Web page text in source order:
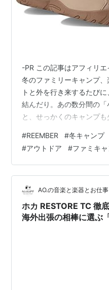
-PR この記事はアフィリ
冬のファミリーキャンプ
トと外を行き来するたび
結んだり。あの数分間の
と、せっかくのキャンプ
ャンプに行きますが、子供
込む中、一人外で紐と格
も経験してきました。 「
た！」「チャック開けて
えるため、テントの内外
す。次の冬キャンプこそ
#REEMBER #冬キャンプ
#アウトドア #ファミキ
AO.の音楽と楽器とお仕
ホカ RESTORE TC 徹
海外出張の相棒に選ぶ